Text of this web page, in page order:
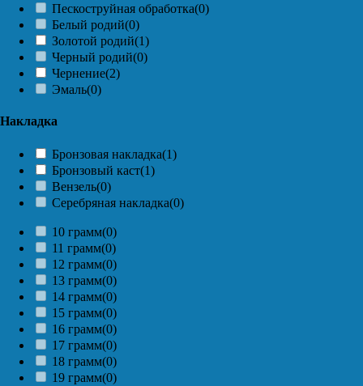
Пескоструйная обработка(0)
Белый родий(0)
Золотой родий(1)
Черный родий(0)
Чернение(2)
Эмаль(0)
Накладка
Бронзовая накладка(1)
Бронзовый каст(1)
Вензель(0)
Серебряная накладка(0)
10 грамм(0)
11 грамм(0)
12 грамм(0)
13 грамм(0)
14 грамм(0)
15 грамм(0)
16 грамм(0)
17 грамм(0)
18 грамм(0)
19 грамм(0)